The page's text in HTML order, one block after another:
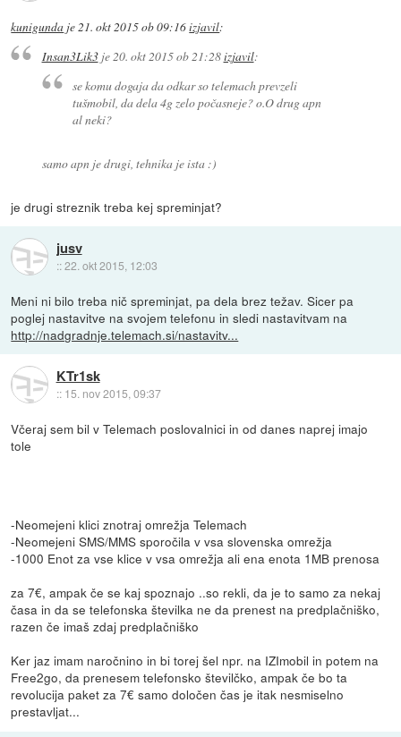
kunigunda je21. okt 2015 ob 09:16izjavil:
Insan3Lik3je20. okt 2015 ob 21:28izjavil:
se komu dogaja da odkar so telemach prevzeli
tušmobil, da dela 4g zelo počasneje? o.O drug apn
al neki?
samo apn je drugi, tehnika je ista :)
je drugi streznik treba kej spreminjat?
jusv
::22. okt 2015, 12:03
Meni ni bilo treba nič spreminjat, pa dela brez težav. Sicer pa
poglej nastavitve na svojem telefonu in sledi nastavitvam na
http://nadgradnje.telemach.si/nastavitv...
KTr1sk
:: 15. nov 2015, 09:37
Včeraj sem bil v Telemach poslovalnici in od danes naprej imajo
tole
-Neomejeni klici znotraj omrežja Telemach
-Neomejeni SMS/MMS sporočila v vsa slovenska omrežja
-1000 Enot za vse klice v vsa omrežja ali ena enota 1MB prenosa
za 7€, ampak če se kaj spoznajo ..so rekli, da je to samo za nekaj
časa in da se telefonska številka ne da prenest na predplačniško,
razen če imaš zdaj predplačniško
Ker jaz imam naročnino in bi torej šel npr. na IZImobil in potem na
Free2go, da prenesem telefonsko številčko, ampak če bo ta
revolucija paket za 7€ samo določen čas je itak nesmiselno
prestavljat...